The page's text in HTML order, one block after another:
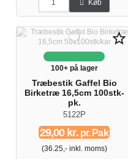
Køb
star_border
100+ på lager
Træbestik Gaffel Bio
Birketræ 16,5cm 100stk-
pk.
5122P
29,00 kr.pr. Pak
(36.25,- inkl. moms)